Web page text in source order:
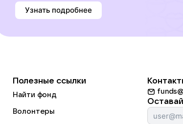
Узнать подробнее
Полезные ссылки
Найти фонд
Волонтеры